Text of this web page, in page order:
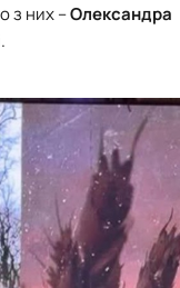
з них –Олександра